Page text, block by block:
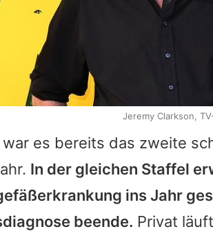
war es bereits das zweite
In der gleichen Staffel
ins Jahr
beende. Privat
Jeremy Clarkson,